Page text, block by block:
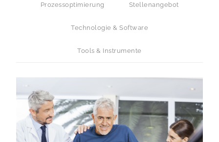
Prozessoptimierung Stellenangebot
Technologie & Software
Tools & Instrumente